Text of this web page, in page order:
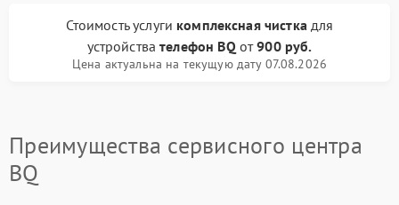
Стоимость услуги комплексная чисткадля
устройствателефон BQ от900 руб.
Цена актуальна на текущую дату 07.08.2026
Преимущества сервисного центра
BQ